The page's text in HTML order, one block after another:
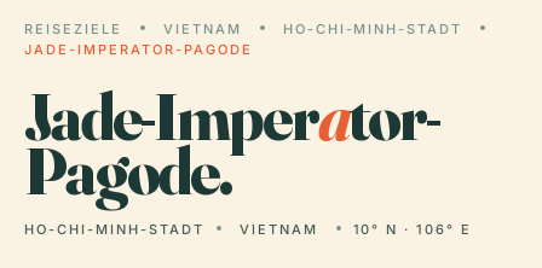
REISEZIELE VIETNAM
HO-CHI-MINH-STADT
JADE-IMPERATOR-PAGODE
Jade-Imperator-
Pagode.
HO-CHI-MINH-STADT VIETNAM 10° N · 106° E